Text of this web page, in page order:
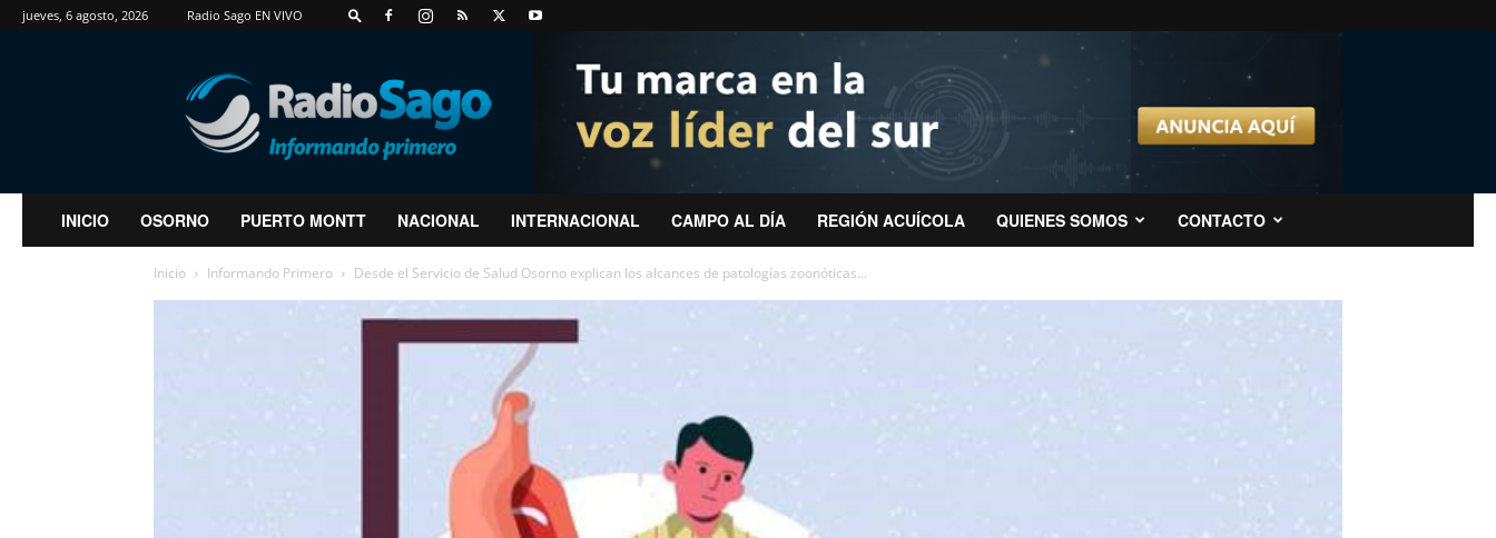
jueves, 6 agosto, 2026 Radio Sago EN VIVO
RadioSago
INICIO OSORNO PUERTO MONTT NACIONAL INTERNACIONAL CAMPO AL DÍA REGIÓN ACUÍCOLA QUIENES SOMOS CONTACTO
Inicio Informando Primero Desde el Servicio de Salud Osorno explican los alcances de patologías zoonóticas...